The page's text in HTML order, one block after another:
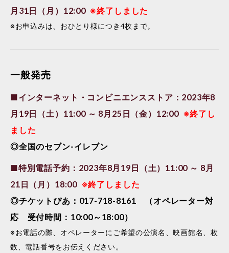
月31日（月）12:00 ※終了しました
※お申込みは、おひとり様につき4枚まで。
一般発売
■インターネット・コンビニエンスストア：2023年8
月19日（土）11:00 ～ 8月25日（金）12:00 ※終了し
ました
◎全国のセブン-イレブン
■特別電話予約：2023年8月19日（土）11:00 ～ 8月
21日（月）18:00 ※終了しました
◎チケットぴあ：017-718-8161 （オペレーター対
応 受付時間：10:00～18:00）
※お電話の際、オペレーターにご希望の公演名、映画館名、枚
数、電話番号をお伝えください。